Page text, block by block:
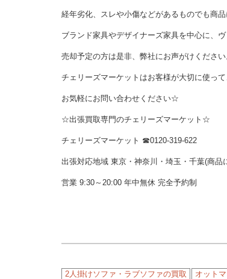
経年劣化、スレや小傷などがあるものでも商品
ブランド家具やデザイナーズ家具を中心に、
売却予定の方は是非、弊社にお声がけください
チェリーズマーケットはお客様が大切に使っ
お気軽にお問い合わせください☆
☆出張買取専門のチェリーズマーケット☆
チェリーズマーケット ☎︎0120-319-622
出張対応地域 東京・神奈川・埼玉・千葉(商
営業 9:30～20:00 年中無休 完全予約制
2人掛けソファ・ラブソファの買取 オット